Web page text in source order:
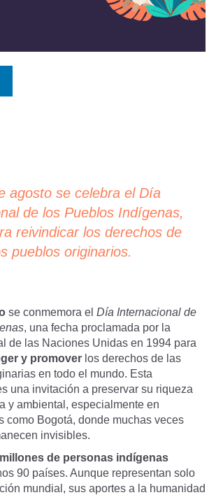
agosto se celebra el Día
de los Pueblos Indígenas,
reivindicar los derechos de
pueblos originarios.
se conmemora el Día Internacional de
, una fecha proclamada por la
de las Naciones Unidas en 1994 para
y promover los derechos de las
en todo el mundo. Esta
una invitación a preservar su riqueza
y ambiental, especialmente en
como Bogotá, donde muchas veces
invisibles.
de personas indígenas
90 países. Aunque representan solo
mundial, sus aportes a la humanidad